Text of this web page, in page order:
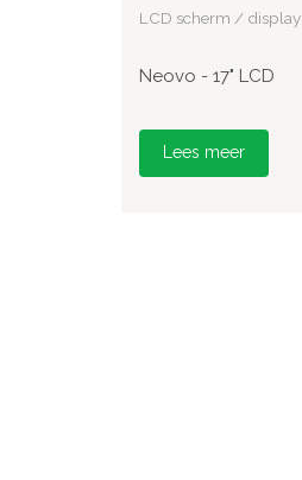
LCD scherm / display
Neovo - 17" LCD
Lees meer